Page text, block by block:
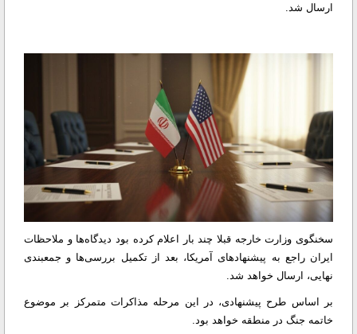
ارسال شد.
سخنگوی وزارت خارجه قبلا چند بار اعلام کرده بود دیدگاه‌ها و ملاحظات
ایران راجع به پیشنهادهای آمریکا، بعد از تکمیل بررسی‌ها و جمعبندی
نهایی، ارسال خواهد شد.
بر اساس طرح پیشنهادی، در این مرحله مذاکرات متمرکز بر موضوع
خاتمه جنگ در منطقه خواهد بود.